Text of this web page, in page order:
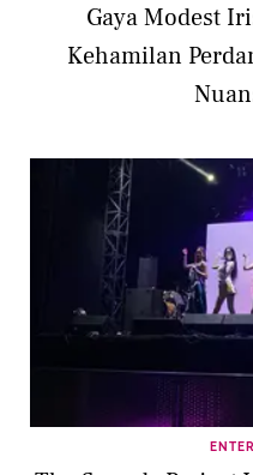
Gaya Modest
Kehamilan